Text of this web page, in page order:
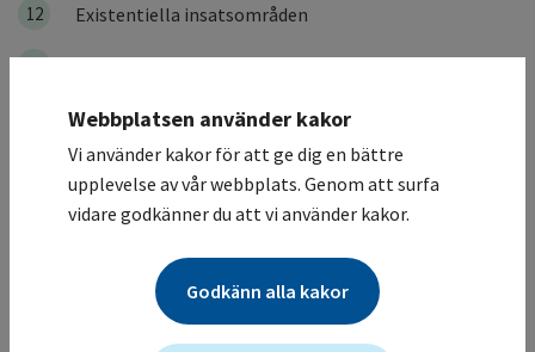
12 Existentiella insatsområden
Komplementär- och integrativ medicin (KIM)
Vårdprogramgruppen
Webbplatsen använder kakor
Vi använder kakor för att ge dig en bättre
upplevelse av vår webbplats. Genom att surfa
vidare godkänner du att vi använder kakor.
Godkänn alla kakor